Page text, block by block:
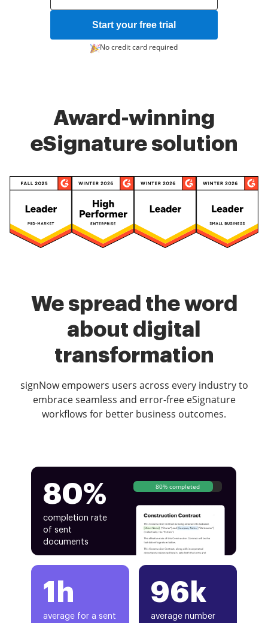
Start your free trial
No credit card required
Award-winning
eSignature solution
We spread the word
about digital
transformation
signNow empowers users across every industry to
embrace seamless and error-free eSignature
workflows for better business outcomes.
80%
completion rate
of sent
documents
80% completed
1h
average for a sent
96k
average number